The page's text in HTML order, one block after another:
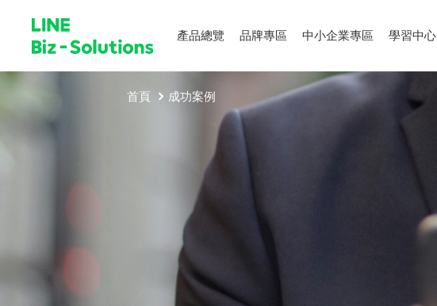
產品總覽 品牌專區 中小企業專區 學習中心
首頁 成功案例